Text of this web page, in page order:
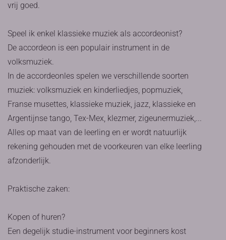
vrij goed.
Speel ik enkel klassieke muziek als accordeonist?
De accordeon is een populair instrument in de
volksmuziek.
In de accordeonles spelen we verschillende soorten
muziek: volksmuziek en kinderliedjes, popmuziek,
Franse musettes, klassieke muziek, jazz, klassieke en
Argentijnse tango, Tex-Mex, klezmer, zigeunermuziek,...
Alles op maat van de leerling en er wordt natuurlijk
rekening gehouden met de voorkeuren van elke leerling
afzonderlijk.
Praktische zaken:
Kopen of huren?
Een degelijk studie-instrument voor beginners kost